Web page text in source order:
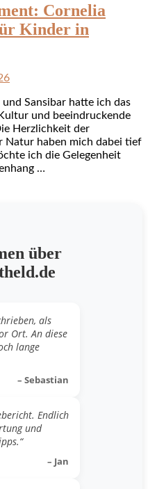
Cornelia
Kinder in
Sansibar hatte ich das
und beeindruckende
Herzlichkeit der
Natur haben mich dabei tief
ich die Gelegenheit
…
über
als
Ort. An diese
lange
– Sebastian
Endlich
und
– Jan